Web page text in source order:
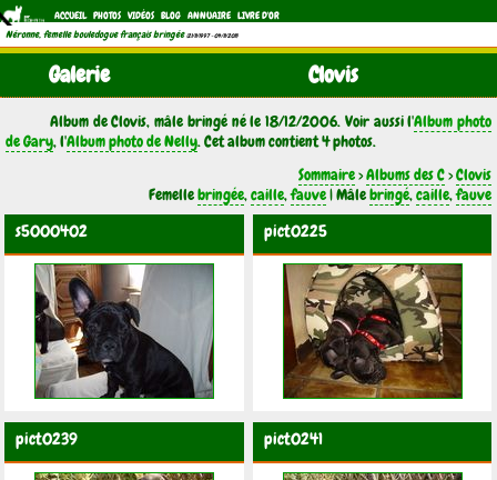
ACCUEIL PHOTOS VIDÉOS BLOG ANNUAIRE LIVRE D'OR
Néronne, femelle bouledogue français bringée (21/11/1997 - 04/11/2011)
Galerie Clovis
Album de Clovis, mâle bringé né le 18/12/2006. Voir aussi l'Album photo
de Gary, l'Album photo de Nelly. Cet album contient 4 photos.
Sommaire>Albums des C>Clovis
Femellebringée,caille,fauve| Mâlebringé,caille,fauve
s5000402 pict0225
pict0239 pict0241